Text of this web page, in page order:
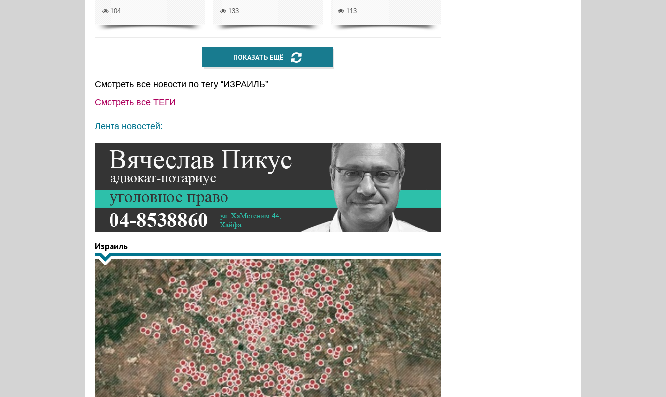
104 133 113
ПОКАЗАТЬ ЕЩЁ
Смотреть все новости по тегу “ИЗРАИЛЬ”
Смотреть все ТЕГИ
Лента новостей:
Израиль